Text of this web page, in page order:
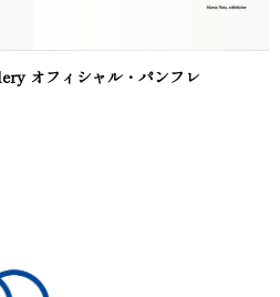
オフィシャル・パンフレ